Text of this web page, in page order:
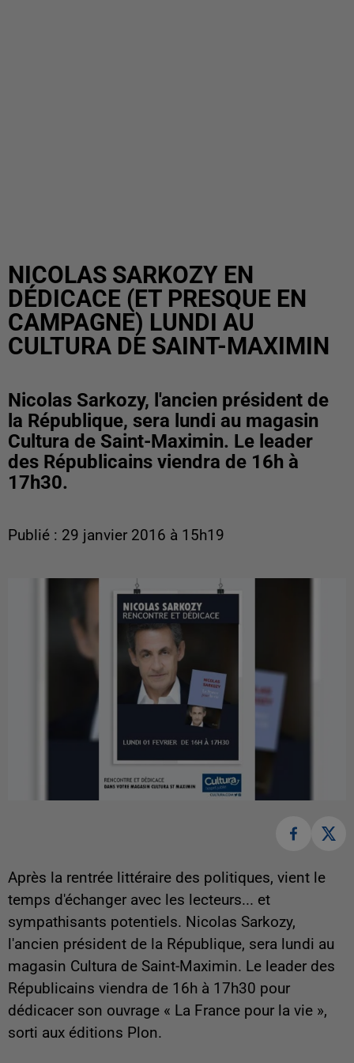
NICOLAS SARKOZY EN
DÉDICACE (ET PRESQUE EN
CAMPAGNE) LUNDI AU
CULTURA DE SAINT-MAXIMIN
Nicolas Sarkozy, l'ancien président de
la République, sera lundi au magasin
Cultura de Saint-Maximin. Le leader
des Républicains viendra de 16h à
17h30.
Publié : 29 janvier 2016 à 15h19
Après la rentrée littéraire des politiques, vient le
temps d'échanger avec les lecteurs... et
sympathisants potentiels. Nicolas Sarkozy,
l'ancien président de la République, sera lundi au
magasin Cultura de Saint-Maximin. Le leader des
Républicains viendra de 16h à 17h30 pour
dédicacer son ouvrage « La France pour la vie »,
sorti aux éditions Plon.